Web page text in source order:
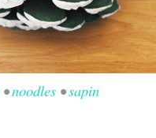
•noodles •sapin